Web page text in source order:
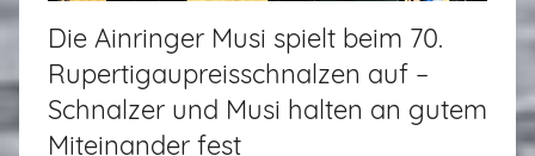
Die Ainringer Musi spielt beim 70.
Rupertigaupreisschnalzen auf –
Schnalzer und Musi halten an gutem
Miteinander fest